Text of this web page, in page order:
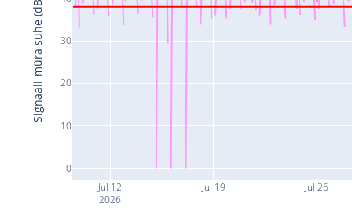
Jul 12
2026
Jul 19 Jul 26
0
10
20
30
Signaali-müra suhe (dB)